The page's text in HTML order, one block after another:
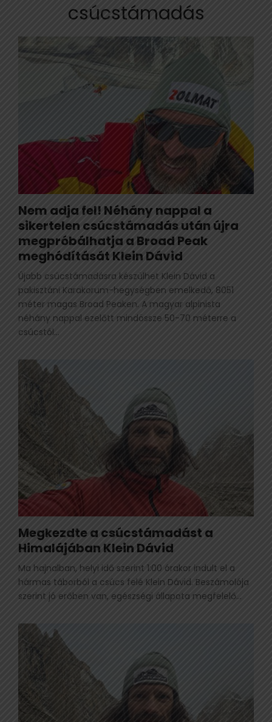
csúcstámadás
Nem adja fel! Néhány nappal a
sikertelen csúcstámadás után újra
megpróbálhatja a Broad Peak
meghódítását Klein Dávid
Újabb csúcstámadásra készülhet Klein Dávid a
pakisztáni Karakorum-hegységben emelkedő, 8051
méter magas Broad Peaken. A magyar alpinista
néhány nappal ezelőtt mindössze 50-70 méterre a
csúcstól...
Megkezdte a csúcstámadást a
Himalájában Klein Dávid
Ma hajnalban, helyi idő szerint 1:00 órakor indult el a
hármas táborból a csúcs felé Klein Dávid. Beszámolója
szerint jó erőben van, egészségi állapota megfelelő...